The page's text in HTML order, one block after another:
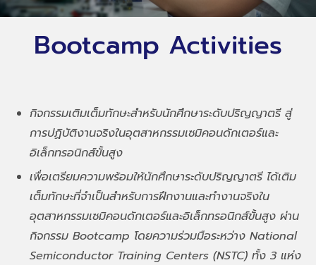
Bootcamp Activities
กิจกรรมเติมเต็มทักษะสำหรับนักศึกษาระดับปริญญาตรี สู่
การปฏิบัติงานจริงในอุตสาหกรรมเซมิคอนดักเตอร์และ
อิเล็กทรอนิกส์ขั้นสูง
เพื่อเตรียมความพร้อมให้นักศึกษาระดับปริญญาตรี ได้เติม
เต็มทักษะที่จำเป็นสำหรับการฝึกงานและทำงานจริงใน
อุตสาหกรรมเซมิคอนดักเตอร์และอิเล็กทรอนิกส์ขั้นสูง ผ่าน
กิจกรรม Bootcamp โดยความร่วมมือระหว่าง National
Semiconductor Training Centers (NSTC) ทั้ง 3 แห่ง